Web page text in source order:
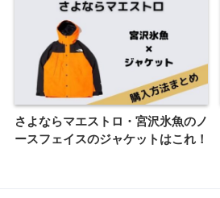
さよならマエストロ・宮沢氷魚のノ
ースフェイスのジャケットはこれ！